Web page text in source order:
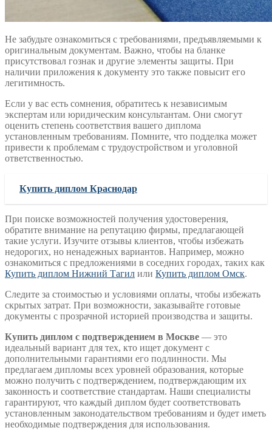
Не забудьте ознакомиться с требованиями, предъявляемыми к
оригинальным документам. Важно, чтобы на бланке
присутствовал гознак и другие элементы защиты. При
наличии приложения к документу это также повысит его
легитимность.
Если у вас есть сомнения, обратитесь к независимым
экспертам или юридическим консультантам. Они смогут
оценить степень соответствия вашего диплома
установленным требованиям. Помните, что подделка может
привести к проблемам с трудоустройством и уголовной
ответственностью.
Купить диплом Краснодар
При поиске возможностей получения удостоверения,
обратите внимание на репутацию фирмы, предлагающей
такие услуги. Изучите отзывы клиентов, чтобы избежать
недорогих, но ненадежных вариантов. Например, можно
ознакомиться с предложениями в соседних городах, таких как
Купить диплом Нижний Тагил или Купить диплом Омск.
Следите за стоимостью и условиями оплаты, чтобы избежать
скрытых затрат. При возможности, заказывайте готовые
документы с прозрачной историей производства и защиты.
Купить диплом с подтверждением в Москве — это
идеальный вариант для тех, кто ищет документ с
дополнительными гарантиями его подлинности. Мы
предлагаем дипломы всех уровней образования, которые
можно получить с подтверждением, подтверждающим их
законность и соответствие стандартам. Наши специалисты
гарантируют, что каждый диплом будет соответствовать
установленным законодательством требованиям и будет иметь
необходимые подтверждения для использования.